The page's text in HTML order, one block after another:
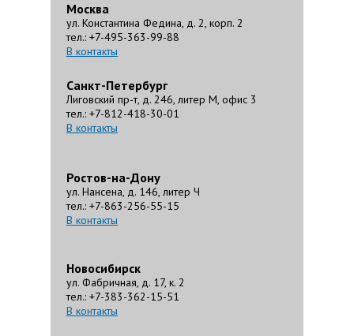
Москва
ул. Константина Федина, д. 2, корп. 2
тел.: +7-495-363-99-88
В контакты
Санкт-Петербург
Лиговский пр-т, д. 246, литер М, офис 3
тел.: +7-812-418-30-01
В контакты
Ростов-на-Дону
ул. Нансена, д. 146, литер Ч
тел.: +7-863-256-55-15
В контакты
Новосибирск
ул. Фабричная, д. 17, к. 2
тел.: +7-383-362-15-51
В контакты